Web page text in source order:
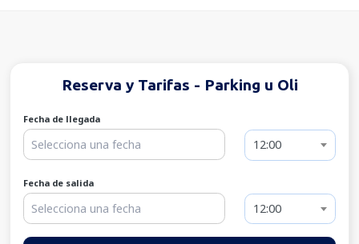
Reserva y Tarifas - Parking u Oli
Fecha de llegada
12:00
Fecha de salida
12:00